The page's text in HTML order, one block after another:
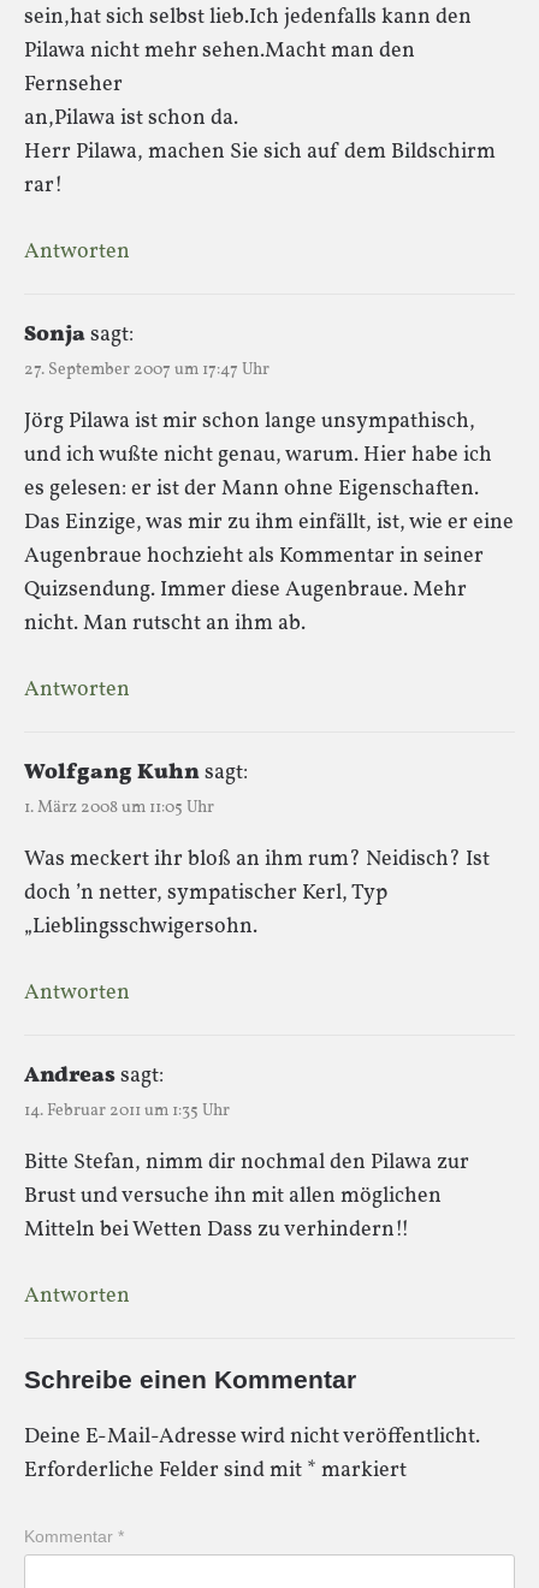
sein,hat sich selbst lieb.Ich jedenfalls kann den
Pilawa nicht mehr sehen.Macht man den
Fernseher
an,Pilawa ist schon da.
Herr Pilawa, machen Sie sich auf dem Bildschirm
rar!
Antworten
Sonjasagt:
27. September 2007 um 17:47 Uhr
Jörg Pilawa ist mir schon lange unsympathisch,
und ich wußte nicht genau, warum. Hier habe ich
es gelesen: er ist der Mann ohne Eigenschaften.
Das Einzige, was mir zu ihm einfällt, ist, wie er eine
Augenbraue hochzieht als Kommentar in seiner
Quizsendung. Immer diese Augenbraue. Mehr
nicht. Man rutscht an ihm ab.
Antworten
Wolfgang Kuhnsagt:
1. März 2008 um 11:05 Uhr
Was meckert ihr bloß an ihm rum? Neidisch? Ist
doch ’n netter, sympatischer Kerl, Typ
„Lieblingsschwigersohn.
Antworten
Andreassagt:
14. Februar 2011 um 1:35 Uhr
Bitte Stefan, nimm dir nochmal den Pilawa zur
Brust und versuche ihn mit allen möglichen
Mitteln bei Wetten Dass zu verhindern!!
Antworten
Schreibe einen Kommentar
Deine E-Mail-Adresse wird nicht veröffentlicht.
Erforderliche Felder sind mit * markiert
Kommentar *